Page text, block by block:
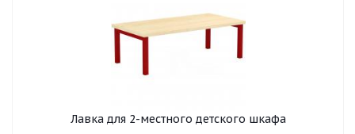
Лавка для 2-местного детского шкафа